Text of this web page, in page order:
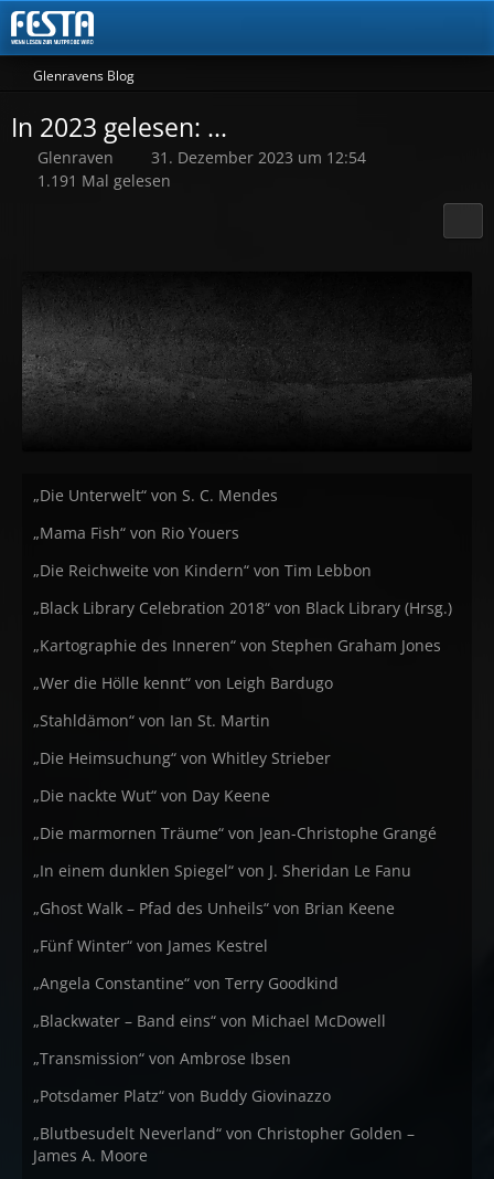
Glenravens Blog
In 2023 gelesen: ...
Glenraven
31. Dezember 2023 um 12:54
1.191 Mal gelesen
„Die Unterwelt“ von S. C. Mendes
„Mama Fish“ von Rio Youers
„Die Reichweite von Kindern“ von Tim Lebbon
„Black Library Celebration 2018“ von Black Library (Hrsg.)
„Kartographie des Inneren“ von Stephen Graham Jones
„Wer die Hölle kennt“ von Leigh Bardugo
„Stahldämon“ von Ian St. Martin
„Die Heimsuchung“ von Whitley Strieber
„Die nackte Wut“ von Day Keene
„Die marmornen Träume“ von Jean-Christophe Grangé
„In einem dunklen Spiegel“ von J. Sheridan Le Fanu
„Ghost Walk – Pfad des Unheils“ von Brian Keene
„Fünf Winter“ von James Kestrel
„Angela Constantine“ von Terry Goodkind
„Blackwater – Band eins“ von Michael McDowell
„Transmission“ von Ambrose Ibsen
„Potsdamer Platz“ von Buddy Giovinazzo
„Blutbesudelt Neverland“ von Christopher Golden –
James A. Moore